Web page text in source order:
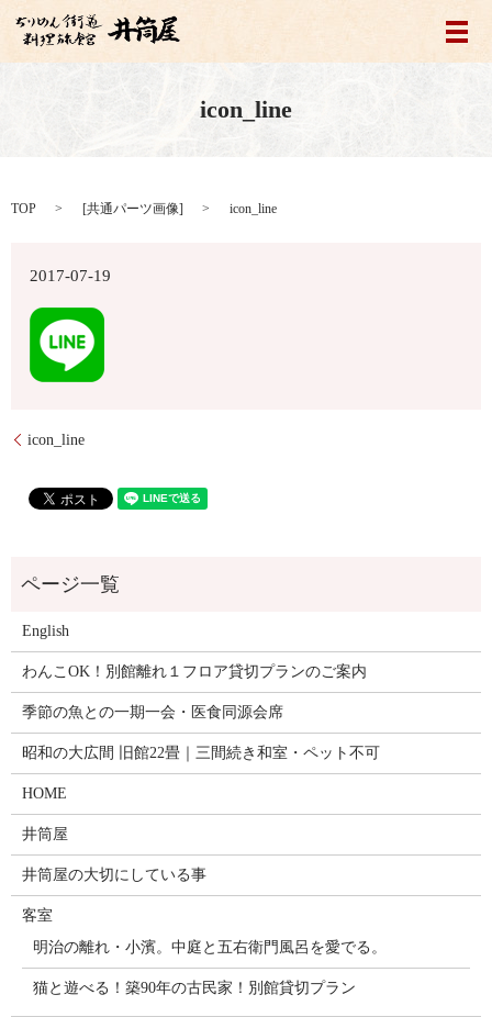
メ
icon_line
TOP [共通パーツ画像] icon_line
2017-07-19
icon_line
English
わんこOK！別館離れ１フロア貸切プランのご案内
季節の魚との一期一会・医食同源会席
昭和の大広間 旧館22畳｜三間続き和室・ペット不可
HOME
井筒屋
井筒屋の大切にしている事
客室
明治の離れ・小濱。中庭と五右衛門風呂を愛でる。
猫と遊べる！築90年の古民家！別館貸切プラン